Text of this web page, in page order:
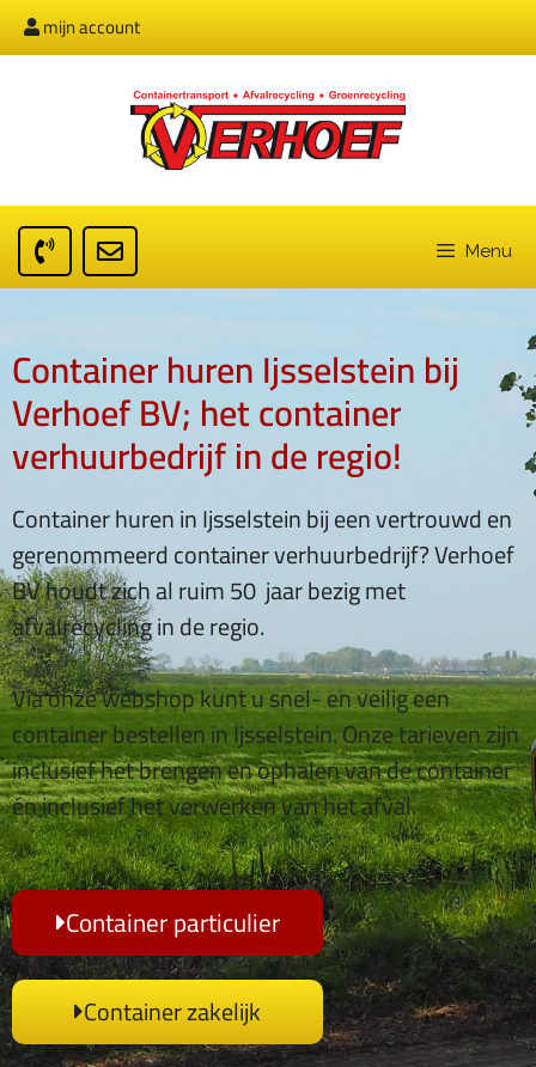
mijn account
Menu
Container huren Ijsselstein bij
Verhoef BV; het container
verhuurbedrijf in de regio!
Container huren in Ijsselstein bij een vertrouwd en
gerenommeerd container verhuurbedrijf? Verhoef
BV houdt zich al ruim 50 jaar bezig met
afvalrecycling in de regio.
Via onze webshop kunt u snel- en veilig een
container bestellen in Ijsselstein. Onze tarieven zijn
inclusief het brengen en ophalen van de container
én inclusief het verwerken van het afval.
Container particulier
Container zakelijk